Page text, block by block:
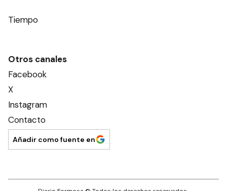
Tiempo
Otros canales
Facebook
X
Instagram
Contacto
Añadir como fuente en